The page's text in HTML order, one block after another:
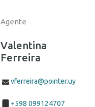
Agente
Valentina
Ferreira
vferreira@pointer.uy
+598 099124707